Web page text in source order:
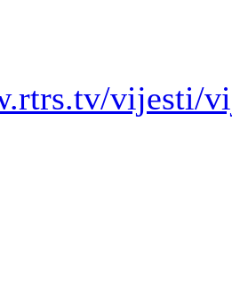
vijesti/